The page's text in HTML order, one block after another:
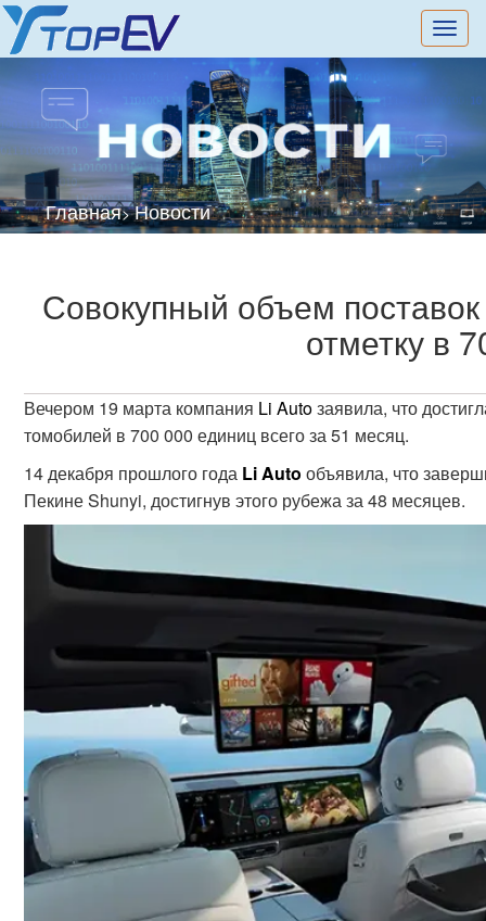
切
换
Главная>Новости
Совокупный объем
отметку в
Вечером 19 марта компания Li Autoзаявила, что
томобилей в 700 000 единиц всего за 51 месяц.
14 декабря прошлого года Li Auto объявила, что
Пекине Shunyi, достигнув этого рубежа за 48 месяцев.